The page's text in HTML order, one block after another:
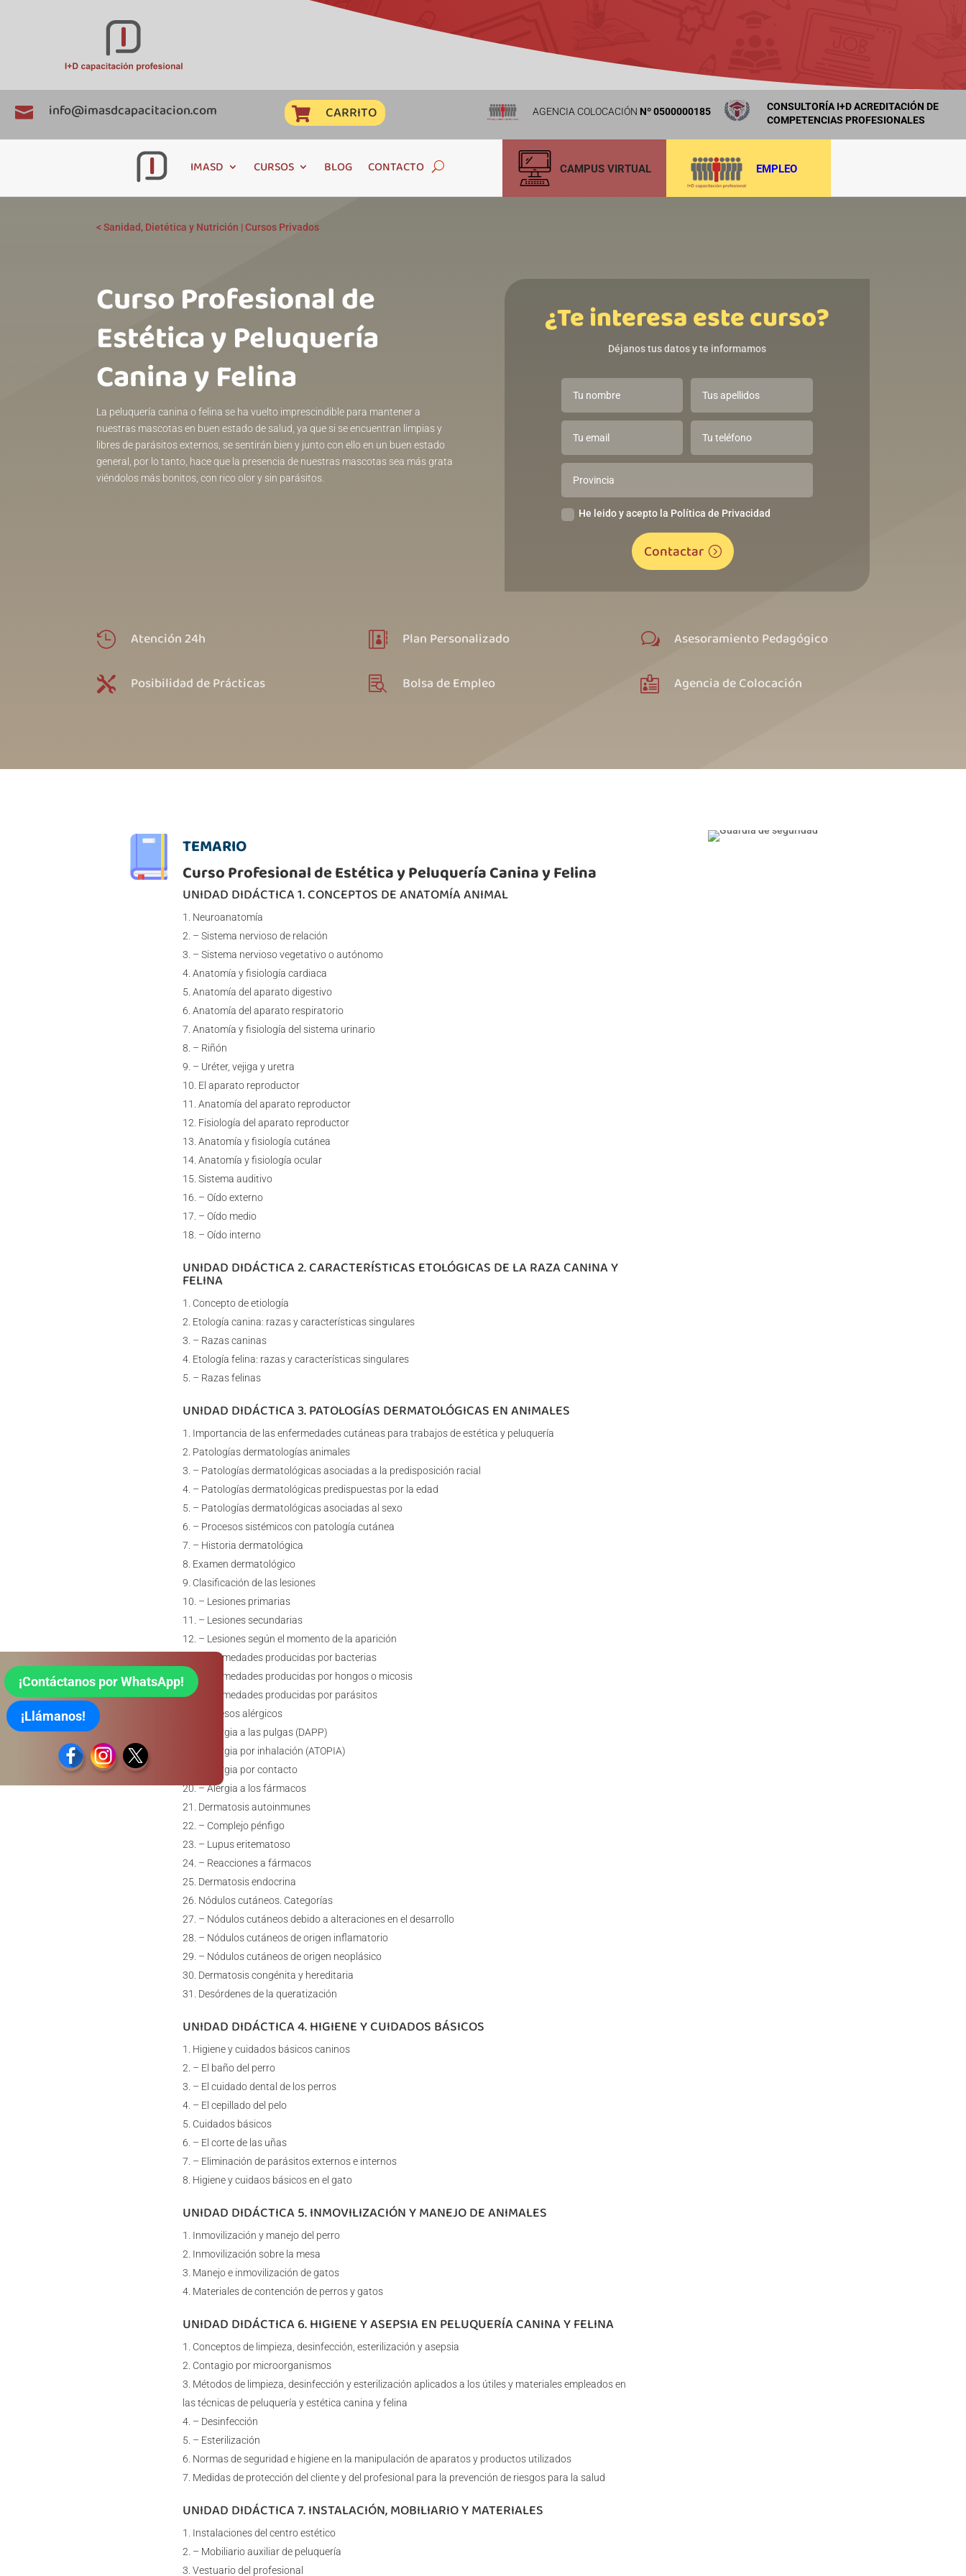
 info@imasdcapacitacion.com  CARRITO AGENCIA COLOCACIÓN Nº 0500000185
CONSULTORÍA I+D ACREDITACIÓN DE
COMPETENCIAS PROFESIONALES
IMASD CURSOS BLOG CONTACTO EMPLEO
CAMPUS VIRTUAL
<Sanidad, Dietética y Nutrición |Cursos Privados
Curso Profesional de
Estética y Peluquería
Canina y Felina
La peluquería canina o felina se ha vuelto imprescindible para mantener a
nuestras mascotas en buen estado de salud, ya que si se encuentran limpias y
libres de parásitos externos, se sentirán bien y junto con ello en un buen estado
general, por lo tanto, hace que la presencia de nuestras mascotas sea más grata
viéndolos más bonitos, con rico olor y sin parásitos.
¿Te interesa este curso?
Déjanos tus datos y te informamos
He leido y acepto la Política de Privacidad
Contactar
 Atención 24h
 Posibilidad de Prácticas
 Plan Personalizado
 Bolsa de Empleo
w Asesoramiento Pedagógico
 Agencia de Colocación
TEMARIO
Curso Profesional de Estética y Peluquería Canina y Felina
UNIDAD DIDÁCTICA 1. CONCEPTOS DE ANATOMÍA ANIMAL
Neuroanatomía
– Sistema nervioso de relación
– Sistema nervioso vegetativo o autónomo
Anatomía y fisiología cardiaca
Anatomía del aparato digestivo
Anatomía del aparato respiratorio
Anatomía y fisiología del sistema urinario
– Riñón
– Uréter, vejiga y uretra
El aparato reproductor
Anatomía del aparato reproductor
Fisiología del aparato reproductor
Anatomía y fisiología cutánea
Anatomía y fisiología ocular
Sistema auditivo
– Oído externo
– Oído medio
– Oído interno
UNIDAD DIDÁCTICA 2. CARACTERÍSTICAS ETOLÓGICAS DE LA RAZA CANINA Y
FELINA
Concepto de etiología
Etología canina: razas y características singulares
– Razas caninas
Etología felina: razas y características singulares
– Razas felinas
UNIDAD DIDÁCTICA 3. PATOLOGÍAS DERMATOLÓGICAS EN ANIMALES
Importancia de las enfermedades cutáneas para trabajos de estética y peluquería
Patologías dermatologías animales
– Patologías dermatológicas asociadas a la predisposición racial
– Patologías dermatológicas predispuestas por la edad
– Patologías dermatológicas asociadas al sexo
– Procesos sistémicos con patología cutánea
– Historia dermatológica
Examen dermatológico
Clasificación de las lesiones
– Lesiones primarias
– Lesiones secundarias
– Lesiones según el momento de la aparición
Enfermedades producidas por bacterias
Enfermedades producidas por hongos o micosis
Enfermedades producidas por parásitos
Procesos alérgicos
– Alergia a las pulgas (DAPP)
– Alergia por inhalación (ATOPIA)
– Alergia por contacto
– Alergia a los fármacos
Dermatosis autoinmunes
– Complejo pénfigo
– Lupus eritematoso
– Reacciones a fármacos
Dermatosis endocrina
Nódulos cutáneos. Categorías
– Nódulos cutáneos debido a alteraciones en el desarrollo
– Nódulos cutáneos de origen inflamatorio
– Nódulos cutáneos de origen neoplásico
Dermatosis congénita y hereditaria
Desórdenes de la queratización
UNIDAD DIDÁCTICA 4. HIGIENE Y CUIDADOS BÁSICOS
Higiene y cuidados básicos caninos
– El baño del perro
– El cuidado dental de los perros
– El cepillado del pelo
Cuidados básicos
– El corte de las uñas
– Eliminación de parásitos externos e internos
Higiene y cuidaos básicos en el gato
UNIDAD DIDÁCTICA 5. INMOVILIZACIÓN Y MANEJO DE ANIMALES
Inmovilización y manejo del perro
Inmovilización sobre la mesa
Manejo e inmovilización de gatos
Materiales de contención de perros y gatos
UNIDAD DIDÁCTICA 6. HIGIENE Y ASEPSIA EN PELUQUERÍA CANINA Y FELINA
Conceptos de limpieza, desinfección, esterilización y asepsia
Contagio por microorganismos
Métodos de limpieza, desinfección y esterilización aplicados a los útiles y materiales empleados en
las técnicas de peluquería y estética canina y felina
– Desinfección
– Esterilización
Normas de seguridad e higiene en la manipulación de aparatos y productos utilizados
Medidas de protección del cliente y del profesional para la prevención de riesgos para la salud
UNIDAD DIDÁCTICA 7. INSTALACIÓN, MOBILIARIO Y MATERIALES
Instalaciones del centro estético
– Mobiliario auxiliar de peluquería
Vestuario del profesional
¡Contáctanos por WhatsApp!
¡Llámanos!